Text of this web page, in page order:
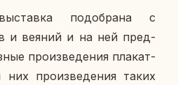
по­до­бра­на с
и веяний и на ней пред­
про­из­ве­де­ния пла­кат­
про­из­ве­де­ния таких